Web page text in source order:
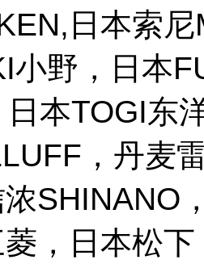
日本索
小野，日本
日本TOGI东
，丹麦
SHINANO
，日本松